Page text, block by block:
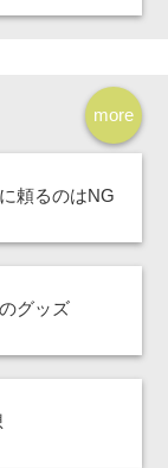
more
頼るのはNG
グッズ